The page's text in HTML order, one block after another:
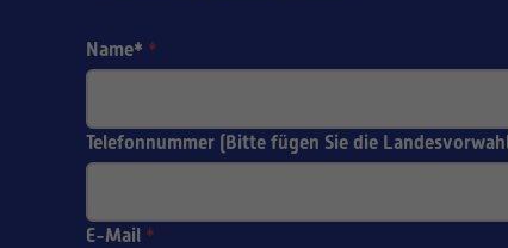
Name* *
Telefonnummer (Bitte fügen Sie die
E-Mail *